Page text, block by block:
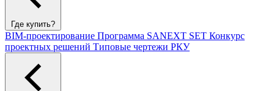
Где купить?
BIM-проектирование Программа SANEXT SET Конкурс
проектных решений Типовые чертежи РКУ